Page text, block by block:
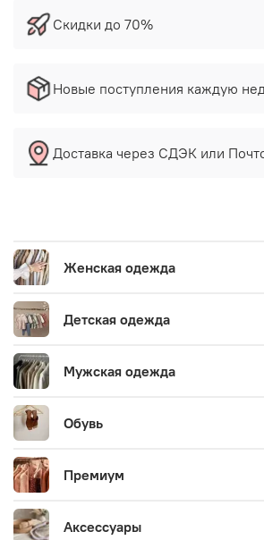
Скидки до 70%
Новые поступления каждую
Доставка через СДЭК или
Женская одежда
Детская одежда
Мужская одежда
Обувь
Премиум
Аксессуары